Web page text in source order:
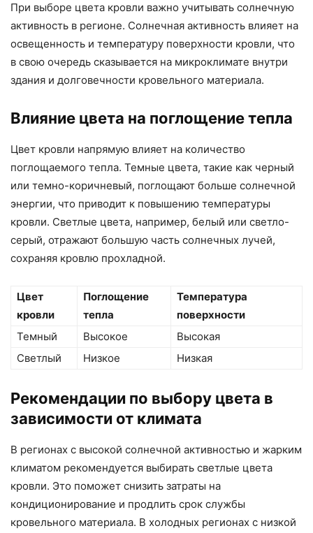
При выборе цвета кровли важно учитывать солнечную
активность в регионе. Солнечная активность влияет на
освещенность и температуру поверхности кровли, что
в свою очередь сказывается на микроклимате внутри
здания и долговечности кровельного материала.
Влияние цвета на поглощение тепла
Цвет кровли напрямую влияет на количество
поглощаемого тепла. Темные цвета, такие как черный
или темно-коричневый, поглощают больше солнечной
энергии, что приводит к повышению температуры
кровли. Светлые цвета, например, белый или светло-
серый, отражают большую часть солнечных лучей,
сохраняя кровлю прохладной.
Цвет
кровли
Поглощение
тепла
Температура
поверхности
Темный
Высокое
Высокая
Светлый
Низкое Низкая
Рекомендации по выбору цвета в
зависимости от климата
В регионах с высокой солнечной активностью и жарким
климатом рекомендуется выбирать светлые цвета
кровли. Это поможет снизить затраты на
кондиционирование и продлить срок службы
кровельного материала. В холодных регионах с низкой